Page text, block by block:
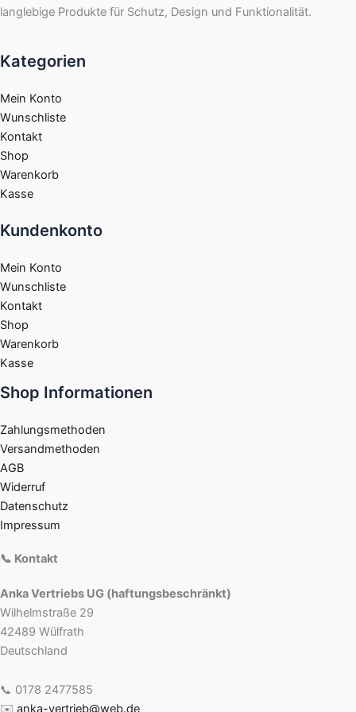
langlebige Produkte für Schutz, Design und Funktionalität.
Kategorien
Mein Konto
Wunschliste
Kontakt
Shop
Warenkorb
Kasse
Kundenkonto
Mein Konto
Wunschliste
Kontakt
Shop
Warenkorb
Kasse
Shop Informationen
Zahlungsmethoden
Versandmethoden
AGB
Widerruf
Datenschutz
Impressum
📞 Kontakt
Anka Vertriebs UG (haftungsbeschränkt)
Wilhelmstraße 29
42489 Wülfrath
Deutschland
📞 0178 2477585